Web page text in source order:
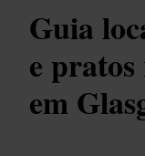
Guia
e
em